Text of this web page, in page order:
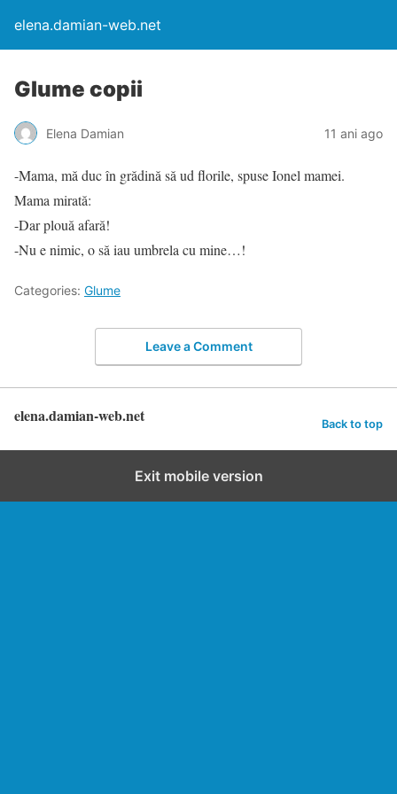
elena.damian-web.net
Glume copii
Elena Damian 11 ani ago
-Mama, mă duc în grădină să ud florile, spuse Ionel mamei.
Mama mirată:
-Dar plouă afară!
-Nu e nimic, o să iau umbrela cu mine…!
Categories: Glume
Leave a Comment
elena.damian-web.net Back to top
Exit mobile version